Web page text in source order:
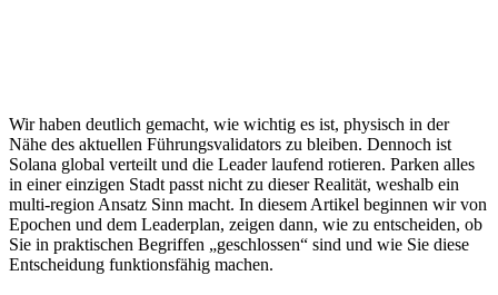
Wir haben deutlich gemacht, wie wichtig es ist, physisch in der
Nähe des aktuellen Führungsvalidators zu bleiben. Dennoch ist
Solana global verteilt und die Leader laufend rotieren. Parken alles
in einer einzigen Stadt passt nicht zu dieser Realität, weshalb ein
multi-region Ansatz Sinn macht. In diesem Artikel beginnen wir von
Epochen und dem Leaderplan, zeigen dann, wie zu entscheiden, ob
Sie in praktischen Begriffen „geschlossen“ sind und wie Sie diese
Entscheidung funktionsfähig machen.